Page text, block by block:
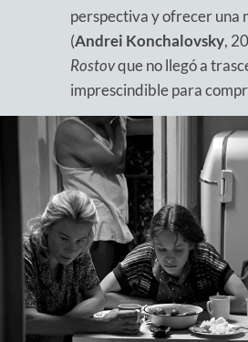
perspectiva y ofrecer una
(Andrei Konchalovsky,
Rostovque no llegó a
imprescindible para